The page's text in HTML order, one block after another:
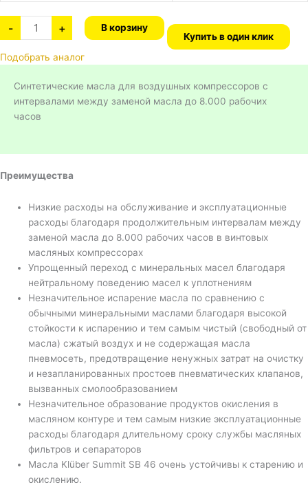
- +
В корзину
Купить в один клик
Подобрать аналог
Синтетические масла для воздушных компрессоров с
интервалами между заменой масла до 8.000 рабочих
часов
Преимущества
Низкие расходы на обслуживание и эксплуатационные
расходы благодаря продолжительным интервалам между
заменой масла до 8.000 рабочих часов в винтовых
масляных компрессорах
Упрощенный переход с минеральных масел благодаря
нейтральному поведению масел к уплотнениям
Незначительное испарение масла по сравнению с
обычными минеральными маслами благодаря высокой
стойкости к испарению и тем самым чистый (свободный от
масла) сжатый воздух и не содержащая масла
пневмосеть, предотвращение ненужных затрат на очистку
и незапланированных простоев пневматических клапанов,
вызванных смолообразованием
Незначительное образование продуктов окисления в
масляном контуре и тем самым низкие эксплуатационные
расходы благодаря длительному сроку службы масляных
фильтров и сепараторов
Масла Klüber Summit SB 46 очень устойчивы к старению и
окислению.